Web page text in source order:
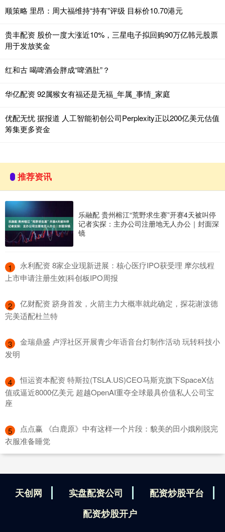
顺策略 里昂：周大福维持“持有”评级 目标价10.70港元
贵丰配资 股价一度大涨近10%，三星电子拟回购90万亿韩元股票
用于发放奖金
红和古 喝啤酒会胖成“啤酒肚”？
华亿配资 92属猴女有福还是无福_年属_事情_家庭
优配无忧 据报道 人工智能初创公司Perplexity正以200亿美元估值
筹集更多资金
推荐资讯
乐融配 贵州榕江“荒野求生赛”开赛4天被叫停
记者实探：主办公司注册地无人办公｜封面深
镜
1
​永利配资 8家企业现新进展：核心医疗IPO获受理 摩尔线程
上市申请注册生效|科创板IPO周报
2
​亿财配资 跻身首发，火箭主力大概率就此确定，探花谢泼德
完美适配杜兰特
3
​金瑞鼎盛 卢浮社区开展青少年语音台灯制作活动 玩转科技小
发明
4
​恒运资本配资 特斯拉(TSLA.US)CEO马斯克旗下SpaceX估
值或逼近8000亿美元 超越OpenAI重夺全球最具价值私人公司宝
座
5
​点点赢 《白鹿原》中有这样一个片段：貌美的田小娥刚脱完
衣服准备睡觉
天创网 实盘配资公司
配资炒股平台
配资炒股开户